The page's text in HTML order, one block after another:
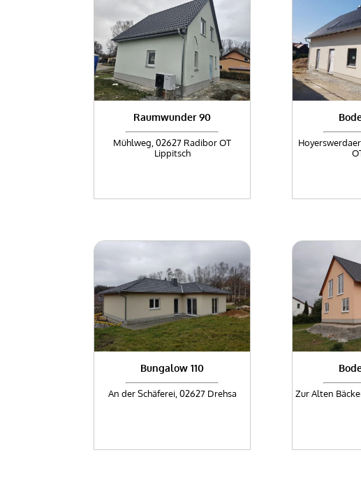
Raumwunder 90
Mühlweg, 02627 Radibor OT
Lippitsch
Bungalow 110
An der Schäferei, 02627 Drehsa Zur Alten